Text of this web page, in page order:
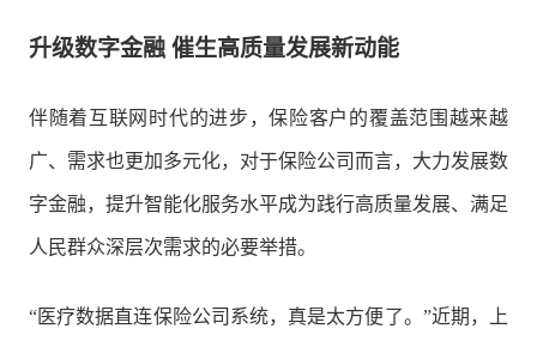
升级数字金融 催生高质量发展新动能
伴随着互联网时代的进步，保险客户的覆盖范围越来越
广、需求也更加多元化，对于保险公司而言，大力发展数
字金融，提升智能化服务水平成为践行高质量发展、满足
人民群众深层次需求的必要举措。
“医疗数据直连保险公司系统，真是太方便了。”近期，上